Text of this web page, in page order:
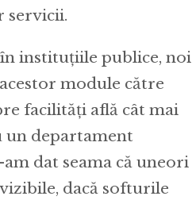
servicii.
instituțiile publice, noi
module către
facilități află cât mai
un departament
dat seama că uneori
dacă softurile